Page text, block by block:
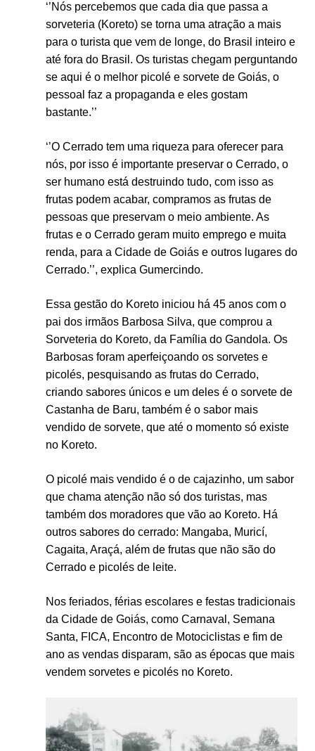
‘’Nós percebemos que cada dia que passa a
sorveteria (Koreto) se torna uma atração a mais
para o turista que vem de longe, do Brasil inteiro e
até fora do Brasil. Os turistas chegam perguntando
se aqui é o melhor picolé e sorvete de Goiás, o
pessoal faz a propaganda e eles gostam
bastante.’’
‘’O Cerrado tem uma riqueza para oferecer para
nós, por isso é importante preservar o Cerrado, o
ser humano está destruindo tudo, com isso as
frutas podem acabar, compramos as frutas de
pessoas que preservam o meio ambiente. As
frutas e o Cerrado geram muito emprego e muita
renda, para a Cidade de Goiás e outros lugares do
Cerrado.’’, explica Gumercindo.
Essa gestão do Koreto iniciou há 45 anos com o
pai dos irmãos Barbosa Silva, que comprou a
Sorveteria do Koreto, da Família do Gandola. Os
Barbosas foram aperfeiçoando os sorvetes e
picolés, pesquisando as frutas do Cerrado,
criando sabores únicos e um deles é o sorvete de
Castanha de Baru, também é o sabor mais
vendido de sorvete, que até o momento só existe
no Koreto.
O picolé mais vendido é o de cajazinho, um sabor
que chama atenção não só dos turistas, mas
também dos moradores que vão ao Koreto. Há
outros sabores do cerrado: Mangaba, Muricí,
Cagaita, Araçá, além de frutas que não são do
Cerrado e picolés de leite.
Nos feriados, férias escolares e festas tradicionais
da Cidade de Goiás, como Carnaval, Semana
Santa, FICA, Encontro de Motociclistas e fim de
ano as vendas disparam, são as épocas que mais
vendem sorvetes e picolés no Koreto.